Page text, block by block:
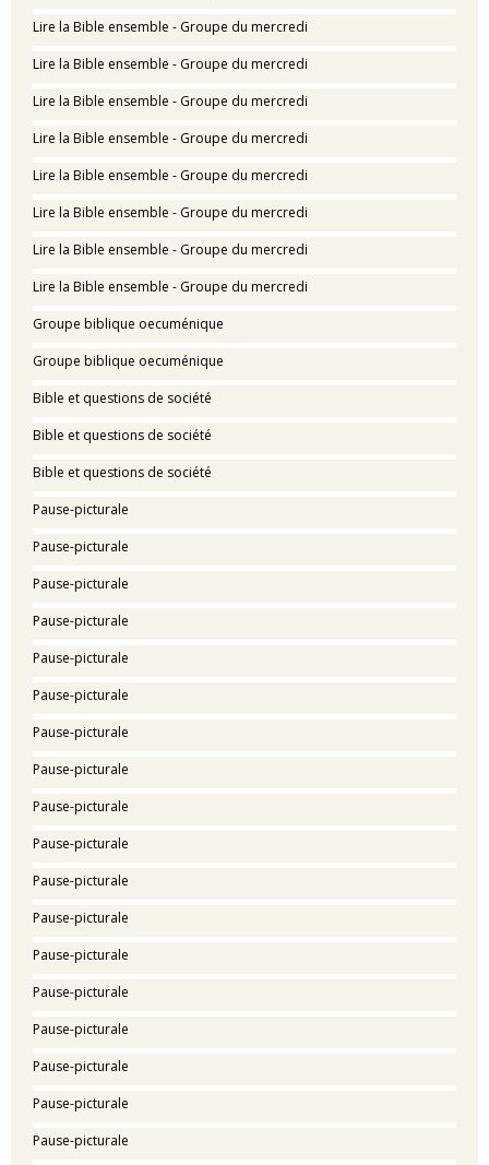
Lire la Bible ensemble - Groupe du mercredi
Lire la Bible ensemble - Groupe du mercredi
Lire la Bible ensemble - Groupe du mercredi
Lire la Bible ensemble - Groupe du mercredi
Lire la Bible ensemble - Groupe du mercredi
Lire la Bible ensemble - Groupe du mercredi
Lire la Bible ensemble - Groupe du mercredi
Lire la Bible ensemble - Groupe du mercredi
Groupe biblique oecuménique
Groupe biblique oecuménique
Bible et questions de société
Bible et questions de société
Bible et questions de société
Pause-picturale
Pause-picturale
Pause-picturale
Pause-picturale
Pause-picturale
Pause-picturale
Pause-picturale
Pause-picturale
Pause-picturale
Pause-picturale
Pause-picturale
Pause-picturale
Pause-picturale
Pause-picturale
Pause-picturale
Pause-picturale
Pause-picturale
Pause-picturale